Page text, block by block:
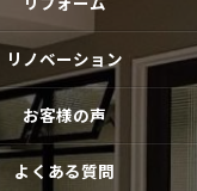
リノベーション
お客様の声
よくある質問